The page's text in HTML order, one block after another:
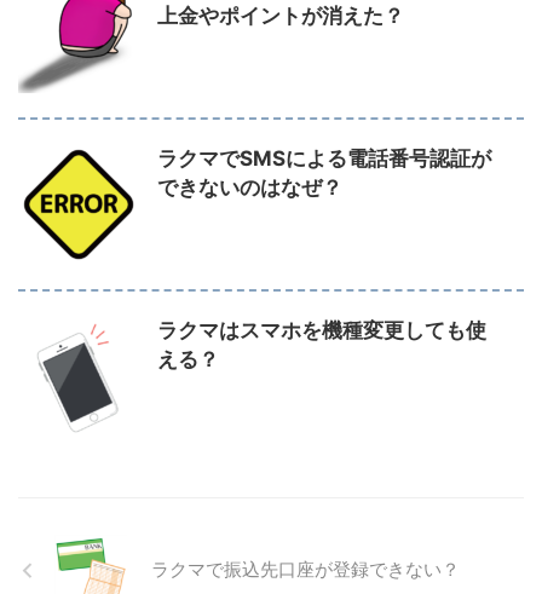
上金やポイントが消えた？
ラクマでSMSによる電話番号認証が
できないのはなぜ？
ラクマはスマホを機種変更しても使
える？
ラクマで振込先口座が登録できない？